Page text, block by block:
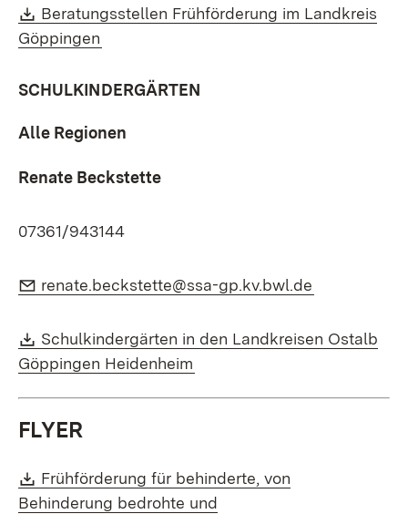
Download:
Beratungsstellen Frühförderung im Landkreis
Göppingen
SCHULKINDERGÄRTEN
Alle Regionen
Renate Beckstette
07361/943144
E-Mail:
renate.beckstette@ssa-gp.kv.bwl.de
Download:
Schulkindergärten in den Landkreisen Ostalb
Göppingen Heidenheim
FLYER
Download:
Frühförderung für behinderte, von
Behinderung bedrohte und